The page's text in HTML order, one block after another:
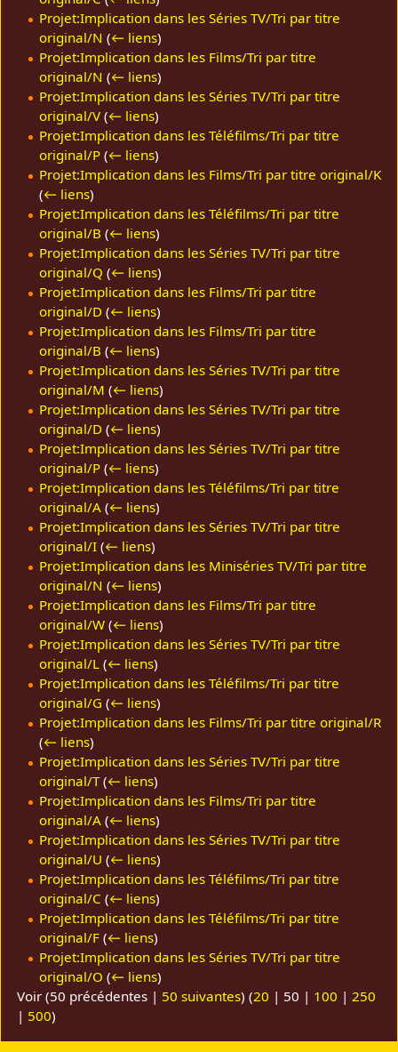
Projet:Implication dans les Séries TV/Tri par titre
original/N (← liens)
Projet:Implication dans les Films/Tri par titre
original/N (← liens)
Projet:Implication dans les Séries TV/Tri par titre
original/V (← liens)
Projet:Implication dans les Téléfilms/Tri par titre
original/P (← liens)
Projet:Implication dans les Films/Tri par titre original/K
(← liens)
Projet:Implication dans les Téléfilms/Tri par titre
original/B (← liens)
Projet:Implication dans les Séries TV/Tri par titre
original/Q (← liens)
Projet:Implication dans les Films/Tri par titre
original/D (← liens)
Projet:Implication dans les Films/Tri par titre
original/B (← liens)
Projet:Implication dans les Séries TV/Tri par titre
original/M (← liens)
Projet:Implication dans les Séries TV/Tri par titre
original/D (← liens)
Projet:Implication dans les Séries TV/Tri par titre
original/P (← liens)
Projet:Implication dans les Téléfilms/Tri par titre
original/A (← liens)
Projet:Implication dans les Séries TV/Tri par titre
original/I (← liens)
Projet:Implication dans les Miniséries TV/Tri par titre
original/N (← liens)
Projet:Implication dans les Films/Tri par titre
original/W (← liens)
Projet:Implication dans les Séries TV/Tri par titre
original/L (← liens)
Projet:Implication dans les Téléfilms/Tri par titre
original/G (← liens)
Projet:Implication dans les Films/Tri par titre original/R
(← liens)
Projet:Implication dans les Séries TV/Tri par titre
original/T (← liens)
Projet:Implication dans les Films/Tri par titre
original/A (← liens)
Projet:Implication dans les Séries TV/Tri par titre
original/U (← liens)
Projet:Implication dans les Téléfilms/Tri par titre
original/C (← liens)
Projet:Implication dans les Téléfilms/Tri par titre
original/F (← liens)
Projet:Implication dans les Séries TV/Tri par titre
original/O (← liens)
Voir (50 précédentes | 50 suivantes) (20 | 50 | 100 | 250
| 500)